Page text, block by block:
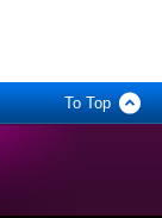
To Top